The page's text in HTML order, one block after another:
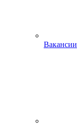
Вакансии